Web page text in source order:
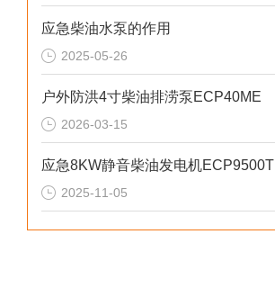
应急柴油水泵的作用
2025-05-26
户外防洪4寸柴油排涝泵ECP40ME
2026-03-15
2025-11-05